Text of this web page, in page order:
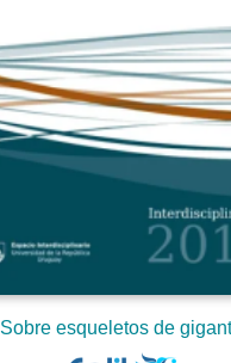
Sobre esqueletos de